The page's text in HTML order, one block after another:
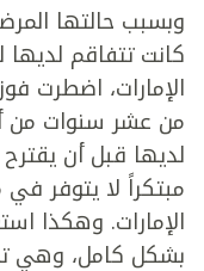
وبسبب حالتها
كانت تتفاقم لديها
الإمارات، اضطرت
من عشر سنوات من
لديها قبل أن يقترح
مبتكراً لا يتوفر
الإمارات. وهكذا
بشكل كامل، وهي